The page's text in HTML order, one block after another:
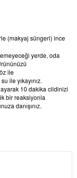
(makyaj süngeri) ince
yerde, oda
ile
ile yıkayınız.
10 dakika cildinizi
bir reaksiyonla
danışınız.